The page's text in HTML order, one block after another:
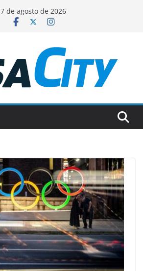
7 de agosto de 2026